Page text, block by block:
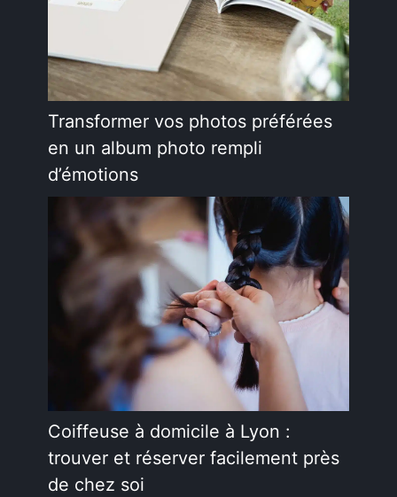
Transformer vos photos préférées
en un album photo rempli
d’émotions
Coiffeuse à domicile à Lyon :
trouver et réserver facilement près
de chez soi